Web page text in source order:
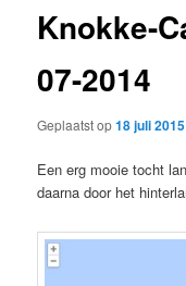
Knokke-
07-2014
Geplaatst op18 juli 2015
Een erg mooie tocht
daarna door het